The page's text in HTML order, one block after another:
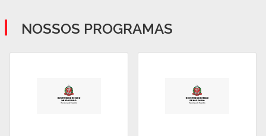
NOSSOS PROGRAMAS